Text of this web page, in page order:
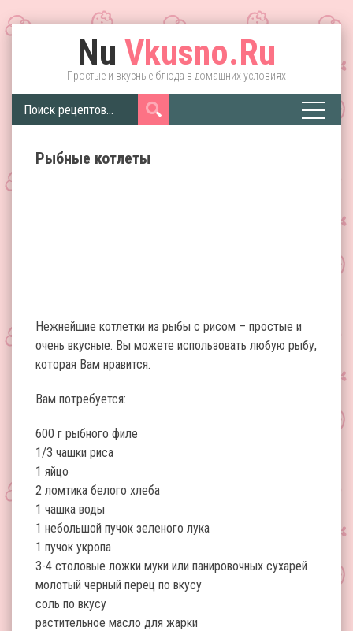
Nu Vkusno.Ru
Простые и вкусные блюда в домашних условиях
Рыбные котлеты
Нежнейшие котлетки из рыбы с рисом – простые и
очень вкусные. Вы можете использовать любую рыбу,
которая Вам нравится.
Вам потребуется:
600 г рыбного филе
1/3 чашки риса
1 яйцо
2 ломтика белого хлеба
1 чашка воды
1 небольшой пучок зеленого лука
1 пучок укропа
3-4 столовые ложки муки или панировочных сухарей
молотый черный перец по вкусу
соль по вкусу
растительное масло для жарки